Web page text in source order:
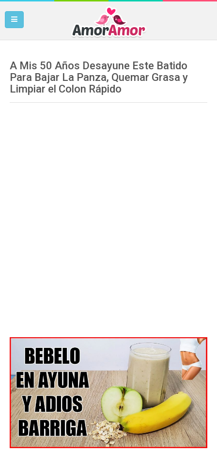
A Mis 50 Años Desayune Este Batido
Para Bajar La Panza, Quemar Grasa y
Limpiar el Colon Rápido